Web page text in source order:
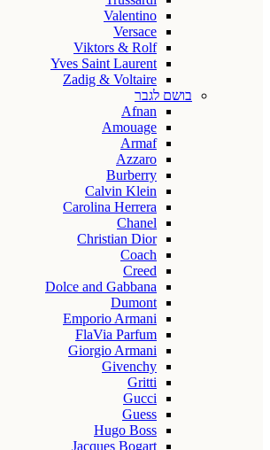
Valentino
Versace
Viktors & Rolf
Yves Saint Laurent
Zadig & Voltaire
בושם לגבר
Afnan
Amouage
Armaf
Azzaro
Burberry
Calvin Klein
Carolina Herrera
Chanel
Christian Dior
Coach
Creed
Dolce and Gabbana
Dumont
Emporio Armani
FlaVia Parfum
Giorgio Armani
Givenchy
Gritti
Gucci
Guess
Hugo Boss
Jacques Bogart